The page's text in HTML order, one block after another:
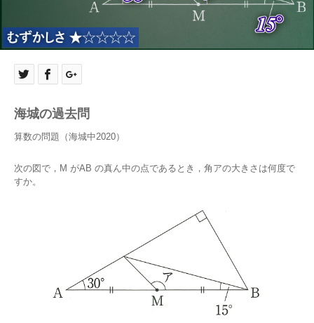
海城の過去問
算数の問題（海城中2020）
次の図で，M がAB の真ん中の点であるとき，角アの大きさは何度で
すか。